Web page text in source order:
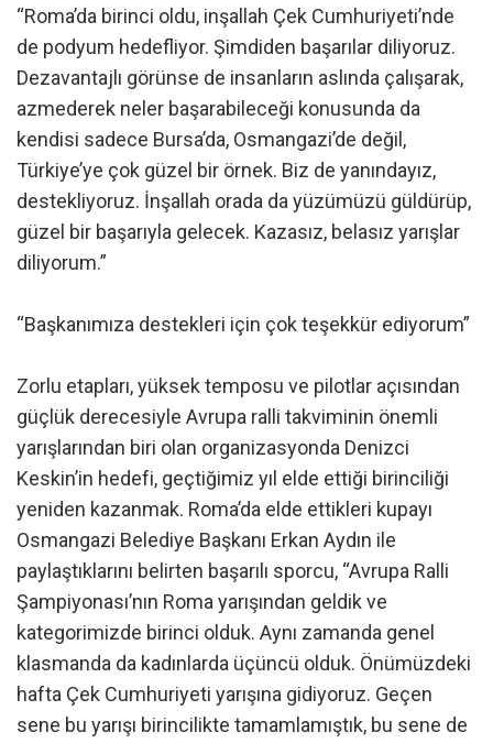
“Roma’da birinci oldu, inşallah Çek Cumhuriyeti’nde
de podyum hedefliyor. Şimdiden başarılar diliyoruz.
Dezavantajlı görünse de insanların aslında çalışarak,
azmederek neler başarabileceği konusunda da
kendisi sadece Bursa’da, Osmangazi’de değil,
Türkiye’ye çok güzel bir örnek. Biz de yanındayız,
destekliyoruz. İnşallah orada da yüzümüzü güldürüp,
güzel bir başarıyla gelecek. Kazasız, belasız yarışlar
diliyorum.”
“Başkanımıza destekleri için çok teşekkür ediyorum”
Zorlu etapları, yüksek temposu ve pilotlar açısından
güçlük derecesiyle Avrupa ralli takviminin önemli
yarışlarından biri olan organizasyonda Denizci
Keskin’in hedefi, geçtiğimiz yıl elde ettiği birinciliği
yeniden kazanmak. Roma’da elde ettikleri kupayı
Osmangazi Belediye Başkanı Erkan Aydın ile
paylaştıklarını belirten başarılı sporcu, “Avrupa Ralli
Şampiyonası’nın Roma yarışından geldik ve
kategorimizde birinci olduk. Aynı zamanda genel
klasmanda da kadınlarda üçüncü olduk. Önümüzdeki
hafta Çek Cumhuriyeti yarışına gidiyoruz. Geçen
sene bu yarışı birincilikte tamamlamıştık, bu sene de